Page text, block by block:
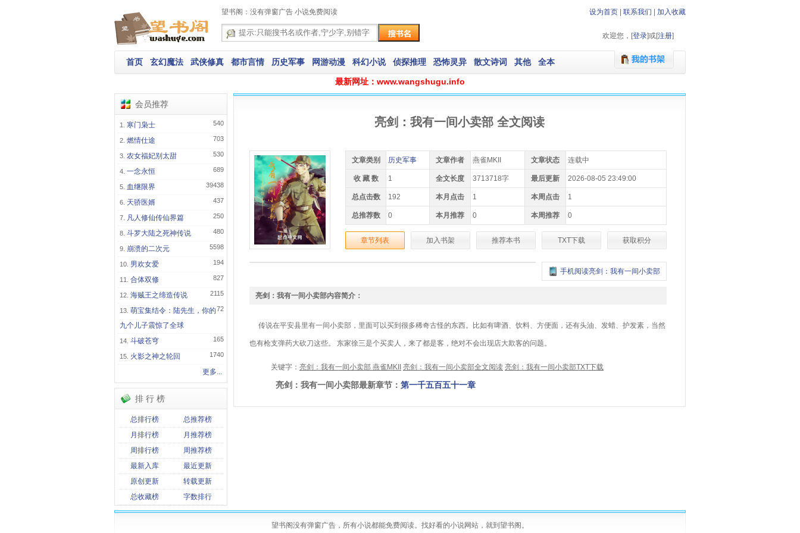
设为首页 联系我们 加入收藏
望书阁：没有弹窗广告 小说免费阅读
欢迎您，[登录]或[注册]
首页 玄幻魔法 武侠修真 都市言情 历史军事 网游动漫 科幻小说 侦探推理 恐怖灵异 散文诗词 其他 全本
最新网址：www.wangshugu.info
会员推荐
540
寒门枭士
703
燃情仕途
530
农女福妃别太甜
689
一念永恒
39438
血继限界
437
天骄医婿
250
凡人修仙传仙界篇
480
斗罗大陆之死神传说
5598
崩溃的二次元
194
男欢女爱
827
合体双修
2115
海贼王之缔造传说
72
萌宝集结令：陆先生，你的
九个儿子震惊了全球
165
斗破苍穹
1740
火影之神之轮回
更多...
排 行 榜
总排行榜
总推荐榜
月排行榜
月推荐榜
周排行榜
周推荐榜
最新入库
最近更新
原创更新
转载更新
总收藏榜
字数排行
亮剑：我有一间小卖部 全文阅读
文章类别 历史军事 文章作者 燕雀MKII 文章状态 连载中
收 藏 数 1 全文长度 3713718字 最后更新 2026-08-05 23:49:00
总点击数 192 本月点击 1 本周点击 1
总推荐数 0 本月推荐 0 本周推荐 0
章节列表 加入书架 推荐本书 TXT下载 获取积分
手机阅读亮剑：我有一间小卖部
亮剑：我有一间小卖部内容简介：
传说在平安县里有一间小卖部，里面可以买到很多稀奇古怪的东西。比如有啤酒、饮料、方便面，还有头油、发蜡、护发素，当然
也有枪支弹药大砍刀这些。 东家徐三是个买卖人，来了都是客，绝对不会出现店大欺客的问题。
关键字： 亮剑：我有一间小卖部 燕雀MKII 亮剑：我有一间小卖部全文阅读 亮剑：我有一间小卖部TXT下载
亮剑：我有一间小卖部最新章节： 第一千五百五十一章
望书阁没有弹窗广告，所有小说都能免费阅读。找好看的小说网站，就到望书阁。